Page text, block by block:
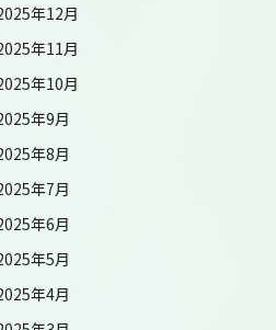
年12月
年11月
年10月
年9月
年8月
年7月
年6月
年5月
年4月